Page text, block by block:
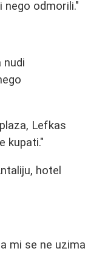
nego odmorili."
nudi
Lefkas
kupati."
hotel
mi se ne uzima